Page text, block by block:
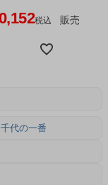
税込 販売価格
千代の一番